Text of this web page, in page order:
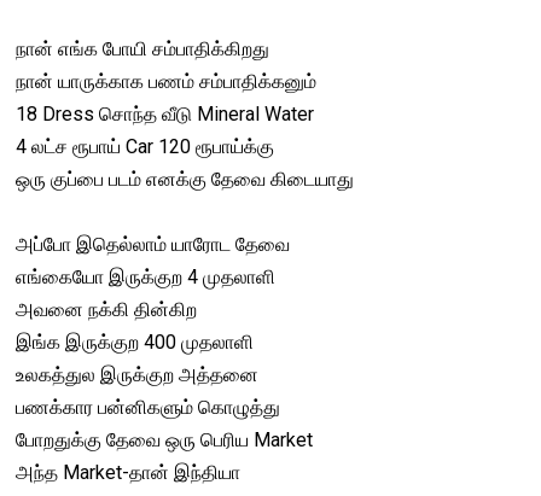
நான் எங்க போயி சம்பாதிக்கிறது
நான் யாருக்காக பணம் சம்பாதிக்கனும்
18 Dress சொந்த வீடு Mineral Water
4 லட்ச ரூபாய் Car 120 ரூபாய்க்கு
ஒரு குப்பை படம் எனக்கு தேவை கிடையாது
அப்போ இதெல்லாம் யாரோட தேவை
எங்கையோ இருக்குற 4 முதலாளி
அவனை நக்கி தின்கிற
இங்க இருக்குற 400 முதலாளி
உலகத்துல இருக்குற அத்தனை
பணக்கார பன்னிகளும் கொழுத்து
போறதுக்கு தேவை ஒரு பெரிய Market
அந்த Market-தான் இந்தியா